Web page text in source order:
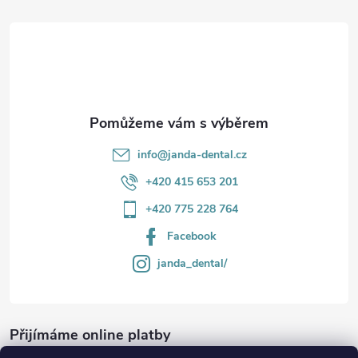
info@janda-dental.cz
+420 415 653 201
+420 775 228 764
Facebook
janda_dental/
Přijímáme online platby